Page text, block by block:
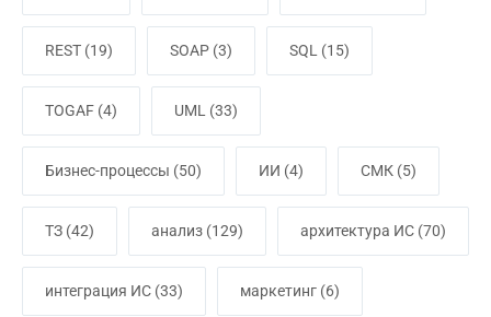
REST (19) SOAP (3) SQL (15)
TOGAF (4) UML (33)
Бизнес-процессы (50) ИИ (4) СМК (5)
ТЗ (42) анализ (129) архитектура ИС (70)
интеграция ИС (33) маркетинг (6)